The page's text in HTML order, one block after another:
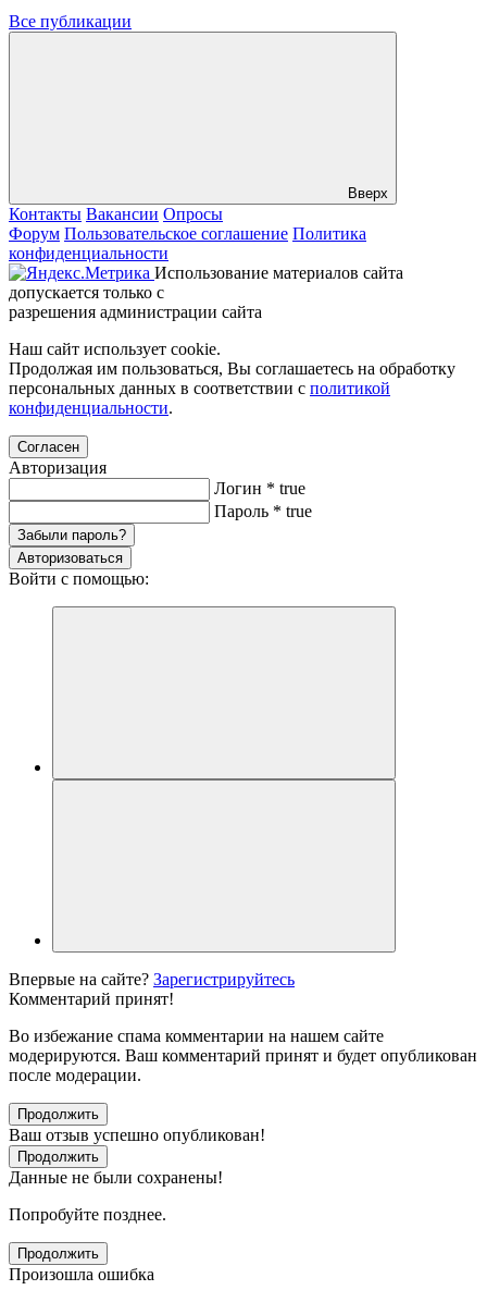
Все публикации
Вверх
Контакты Вакансии Опросы
Форум Пользовательское соглашение Политика
конфиденциальности
Использование материалов сайта
допускается только с
разрешения администрации сайта
Наш сайт использует cookie.
Продолжая им пользоваться, Вы соглашаетесь на обработку
персональных данных в соответствии с политикой
конфиденциальности.
Согласен
Авторизация
Логин * true
Пароль * true
Забыли пароль?
Авторизоваться
Войти с помощью:
Впервые на сайте? Зарегистрируйтесь
Комментарий принят!
Во избежание спама комментарии на нашем сайте
модерируются. Ваш комментарий принят и будет опубликован
после модерации.
Продолжить
Ваш отзыв успешно опубликован!
Продолжить
Данные не были сохранены!
Попробуйте позднее.
Продолжить
Произошла ошибка